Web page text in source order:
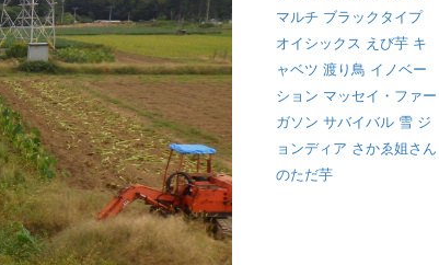
マルチ ブラックタイプ
オイシックス えび芋 キ
ャベツ 渡り鳥 イノベー
ション マッセイ・ファー
ガソン サバイバル 雪 ジ
ョンディア さかゑ姐さん
のただ芋